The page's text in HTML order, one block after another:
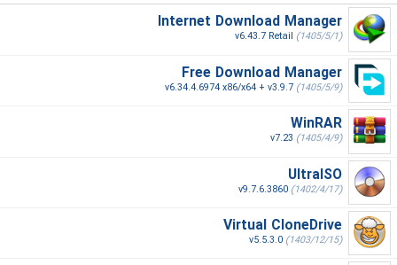
Internet Download Manager
v6.43.7 Retail (1405/5/1)
Free Download Manager
v6.34.4.6974 x86/x64 + v3.9.7 (1405/5/9)
WinRAR
v7.23 (1405/4/9)
UltraISO
v9.7.6.3860 (1402/4/17)
Virtual CloneDrive
v5.5.3.0 (1403/12/15)